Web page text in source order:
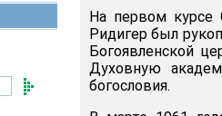
На первом курсе
Ридигер был
Богоявленской
Духовную
богословия.